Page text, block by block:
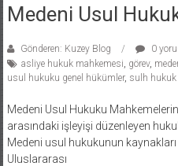
Medeni Usul
Gönderen: Kuzey Blog
0
asliye hukuk mahkemesi, görev,
usul hukuku genel hükümler, sulh hukuk
Medeni Usul Hukuku
arasındaki işleyişi düzenleyen
Medeni usul hukukunun
Uluslararası